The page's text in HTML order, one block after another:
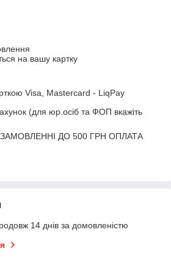
на вашу картку
Visa, Mastercard - LiqPay
(для юр.осіб та ФОП вкажіть
ЗАМОВЛЕННІ ДО 500 ГРН ОПЛАТА
14 днів за домовленістю